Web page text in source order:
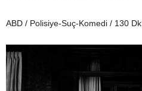
ABD / Polisiye-Suç-Komedi / 130 Dk.